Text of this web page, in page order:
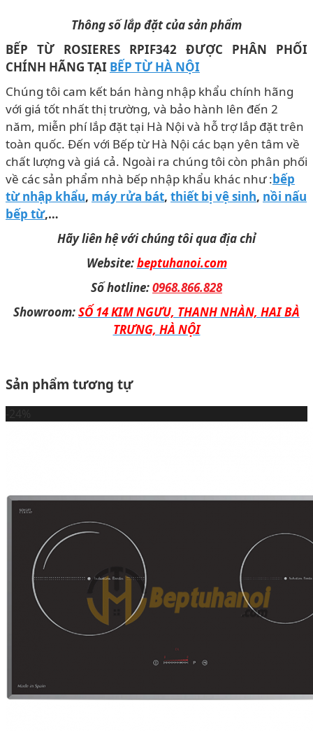
Thông số lắp đặt của sản phẩm
BẾP TỪ ROSIERES RPIF342 ĐƯỢC PHÂN PHỐI
CHÍNH HÃNG TẠI BẾP TỪ HÀ NỘI
Chúng tôi cam kết bán hàng nhập khẩu chính hãng
với giá tốt nhất thị trường, và bảo hành lên đến 2
năm, miễn phí lắp đặt tại Hà Nội và hỗ trợ lắp đặt trên
toàn quốc. Đến với Bếp từ Hà Nội các bạn yên tâm về
chất lượng và giá cả. Ngoài ra chúng tôi còn phân phối
về các sản phẩm nhà bếp nhập khẩu khác như :bếp
từ nhập khẩu, máy rửa bát, thiết bị vệ sinh, nồi nấu
bếp từ,…
Hãy liên hệ với chúng tôi qua địa chỉ
Website:beptuhanoi.com
Số hotline:0968.866.828
Showroom:SỐ 14 KIM NGƯU, THANH NHÀN, HAI BÀ
TRƯNG, HÀ NỘI
Sản phẩm tương tự